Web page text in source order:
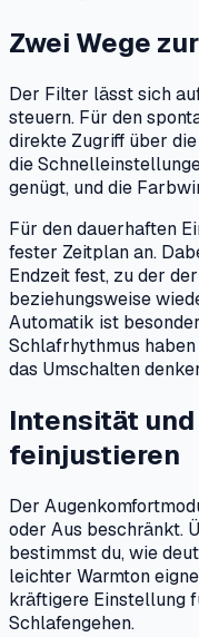
Zwei Wege
Der Filter lässt sich
steuern. Für den
direkte Zugriff über
die
genügt, und die
Für den dauerhaften
fester Zeitplan an.
Endzeit fest, zu der
beziehungsweise
Automatik ist
Schlafrhythmus
das Umschalten
Intensität
feinjustieren
Der
oder Aus beschränkt.
bestimmst du, wie
leichter Warmton
kräftigere Einstellung
Schlafengehen.